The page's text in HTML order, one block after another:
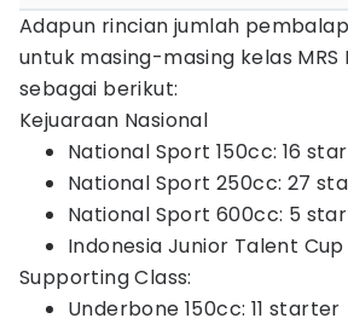
Adapun rincian jumlah
untuk masing-masing kelas MRS
sebagai berikut:
Kejuaraan Nasional
National Sport 150cc: 16
National Sport 250cc: 27
National Sport 600cc: 5
Indonesia Junior Talent
Supporting Class:
Underbone 150cc: 11 starter